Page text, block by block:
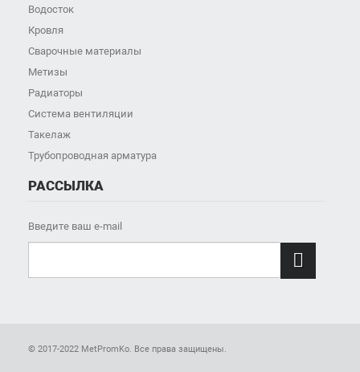
Водосток
Кровля
Сварочные материалы
Метизы
Радиаторы
Система вентиляции
Такелаж
Трубопроводная арматура
РАССЫЛКА
Введите ваш e-mail

© 2017-2022 MetPromKo. Все права защищены.